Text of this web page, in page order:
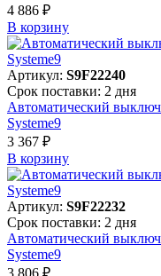
4 886 ₽
В корзинy
Артикул: S9F22240
Срок поставки: 2 дня
Автоматический
Systeme9
3 367 ₽
В корзинy
Артикул: S9F22232
Срок поставки: 2 дня
Автоматический
Systeme9
3 806 ₽